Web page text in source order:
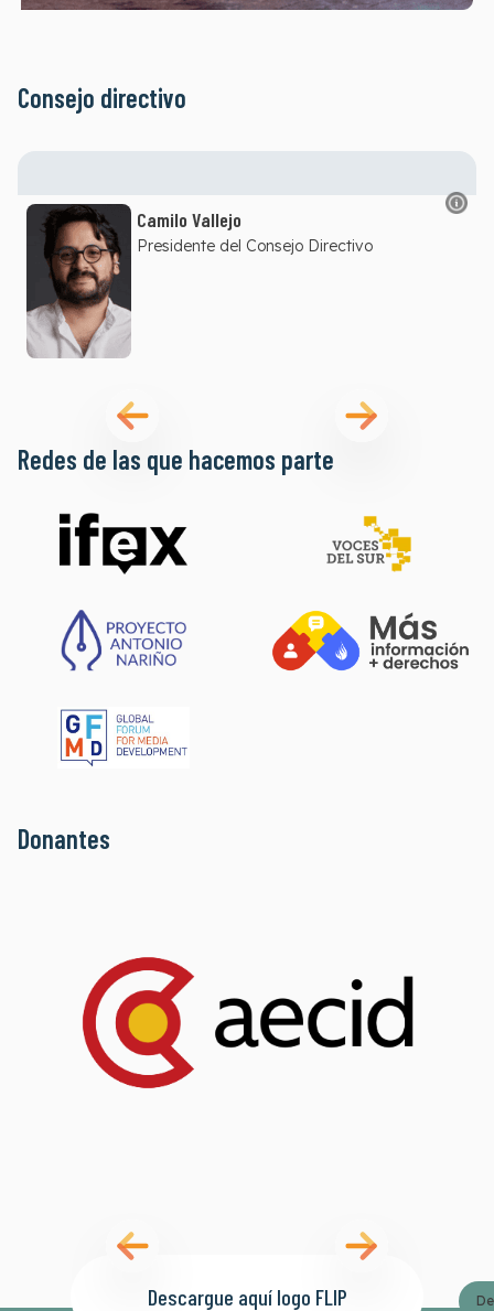
Consejo directivo
Camilo Vallejo
Presidente del Consejo Directivo
Redes de las que hacemos parte
Donantes
Descargue aquí logo FLIP